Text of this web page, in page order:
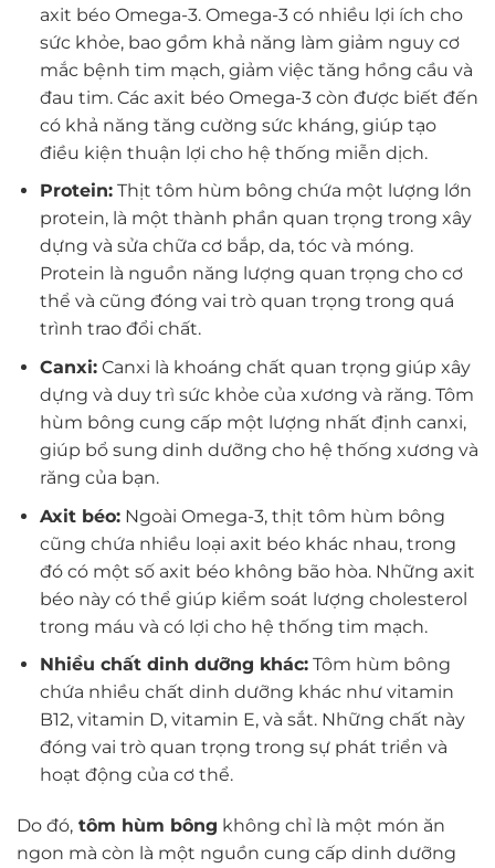
axit béo Omega-3. Omega-3 có nhiều lợi ích cho
sức khỏe, bao gồm khả năng làm giảm nguy cơ
mắc bệnh tim mạch, giảm việc tăng hồng cầu và
đau tim. Các axit béo Omega-3 còn được biết đến
có khả năng tăng cường sức kháng, giúp tạo
điều kiện thuận lợi cho hệ thống miễn dịch.
Protein:Thịt tôm hùm bông chứa một lượng lớn
protein, là một thành phần quan trọng trong xây
dựng và sửa chữa cơ bắp, da, tóc và móng.
Protein là nguồn năng lượng quan trọng cho cơ
thể và cũng đóng vai trò quan trọng trong quá
trình trao đổi chất.
Canxi:Canxi là khoáng chất quan trọng giúp xây
dựng và duy trì sức khỏe của xương và răng. Tôm
hùm bông cung cấp một lượng nhất định canxi,
giúp bổ sung dinh dưỡng cho hệ thống xương và
răng của bạn.
Axit béo:Ngoài Omega-3, thịt tôm hùm bông
cũng chứa nhiều loại axit béo khác nhau, trong
đó có một số axit béo không bão hòa. Những axit
béo này có thể giúp kiểm soát lượng cholesterol
trong máu và có lợi cho hệ thống tim mạch.
Nhiều chất dinh dưỡng khác:Tôm hùm bông
chứa nhiều chất dinh dưỡng khác như vitamin
B12, vitamin D, vitamin E, và sắt. Những chất này
đóng vai trò quan trọng trong sự phát triển và
hoạt động của cơ thể.
Do đó, tôm hùm bông không chỉ là một món ăn
ngon mà còn là một nguồn cung cấp dinh dưỡng